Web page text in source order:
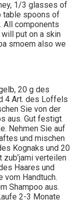
1/3 glasses of
table spoons of
All components
put on a skin
smoem also we
20 g des
4 Art. des Loffels
Sie von der
aus. Gut festigt
Nehmen Sie auf
und mischen
Kognaks und 20
verteilen
Haares und
vom Handtuch.
Shampoo aus.
2-3 Monate